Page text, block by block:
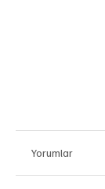
Yorumlar